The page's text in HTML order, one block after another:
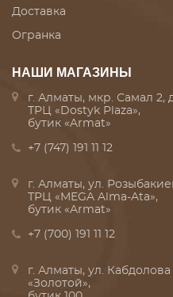
Доставка
Огранка
НАШИ МАГАЗИНЫ
г. Алматы, мкр. Самал 2,
ТРЦ «Dostyk Plaza»,
бутик «Armat»
+7 (747) 191 11 12
г. Алматы, ул.
ТРЦ «MEGA Alma-Ata»,
бутик «Armat»
+7 (700) 191 11 12
г. Алматы, ул.
«Золотой»,